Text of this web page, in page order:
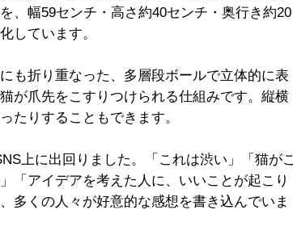
、幅59センチ・高さ約40センチ・奥行き約20
しています。
も折り重なった、多層段ボールで立体的に表
が爪先をこすりつけられる仕組みです。縦横
たりすることもできます。
上に出回りました。「これは渋い」「猫がこ
「アイデアを考えた人に、いいことが起こり
多くの人々が好意的な感想を書き込んでいま